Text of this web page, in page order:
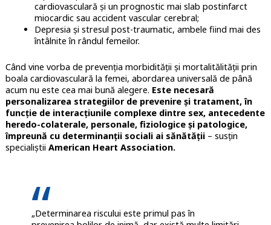
cardiovasculară și un prognostic mai slab postinfarct
miocardic sau accident vascular cerebral;
Depresia și stresul post-traumatic, ambele fiind mai des
întâlnite în rândul femeilor.
Când vine vorba de prevenția morbidității și mortalitălității prin
boala cardiovasculară la femei, abordarea universală de până
acum nu este cea mai bună alegere. Este necesară
personalizarea strategiilor de prevenire și tratament, în
funcție de interacțiunile complexe dintre sex, antecedente
heredo-colaterale, personale, fiziologice și patologice,
împreună cu determinanții sociali ai sănătății– susțin
specialiștii American Heart Association.
„Determinarea riscului este primul pas în